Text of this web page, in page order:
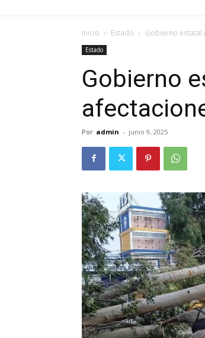
Inicio Estado Gobierno estatal
Estado
Gobierno
Por admin - junio 9, 2025